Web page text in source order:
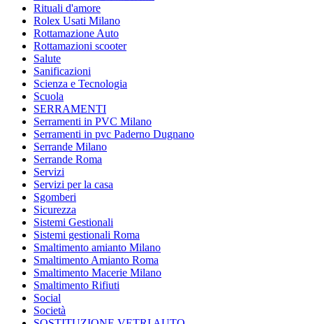
Rituali d'amore
Rolex Usati Milano
Rottamazione Auto
Rottamazioni scooter
Salute
Sanificazioni
Scienza e Tecnologia
Scuola
SERRAMENTI
Serramenti in PVC Milano
Serramenti in pvc Paderno Dugnano
Serrande Milano
Serrande Roma
Servizi
Servizi per la casa
Sgomberi
Sicurezza
Sistemi Gestionali
Sistemi gestionali Roma
Smaltimento amianto Milano
Smaltimento Amianto Roma
Smaltimento Macerie Milano
Smaltimento Rifiuti
Social
Società